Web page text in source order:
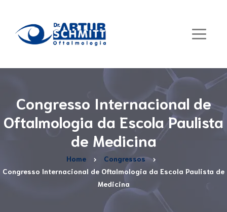
Congresso Internacional de
Oftalmologia da Escola Paulista
de Medicina
Home
Congressos
Congresso Internacional de Oftalmologia da Escola Paulista de
Medicina